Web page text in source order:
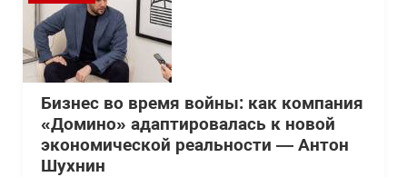
Бизнес во время войны: как компания
«Домино» адаптировалась к новой
экономической реальности — Антон
Шухнин